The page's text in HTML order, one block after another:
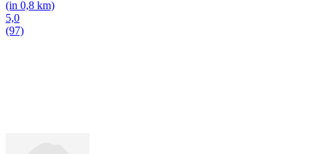
(in 0,8 km)
5,0
(97)